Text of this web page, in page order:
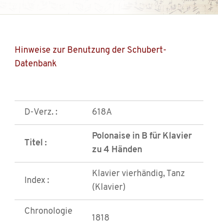
Hinweise zur Benutzung der Schubert-
Datenbank
D-Verz. : 618A
Titel :
Polonaise in B für Klavier
zu 4 Händen
Index :
Klavier vierhändig, Tanz
(Klavier)
Chronologie
1818